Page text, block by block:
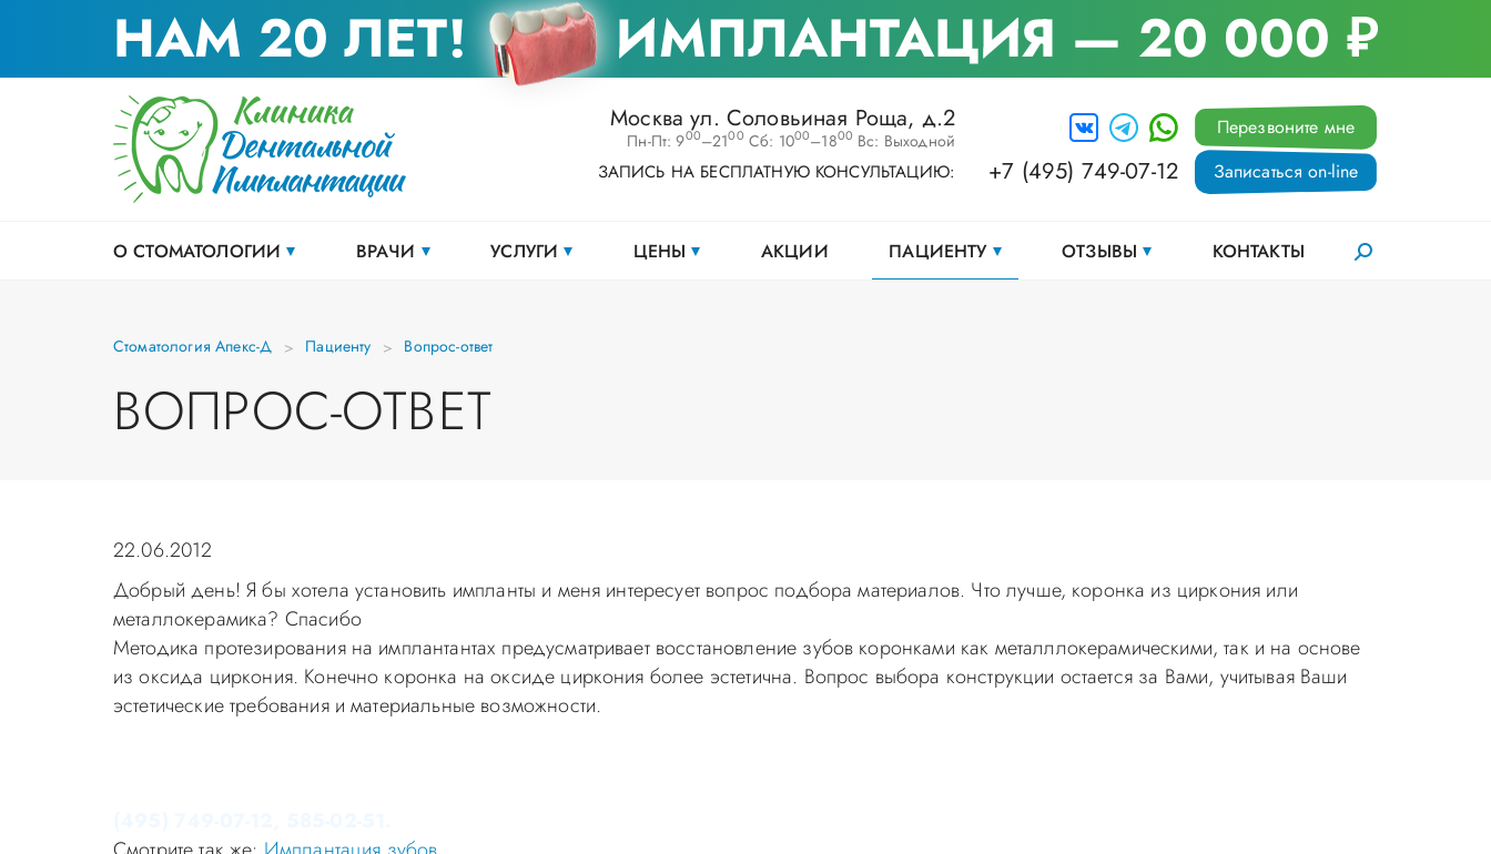
НАМ 20 ЛЕТ! ИМПЛАНТАЦИЯ — 20 000 ₽
Москва ул. Соловьиная Роща, д.2
Пн-Пт: 900–2100 Сб: 1000–1800 Вс: Выходной
ЗАПИСЬ НА БЕСПЛАТНУЮ КОНСУЛЬТАЦИЮ: +7 (495) 749-07-12
Перезвоните мне
Записаться on-line
О СТОМАТОЛОГИИ ВРАЧИ УСЛУГИ ЦЕНЫ АКЦИИ ПАЦИЕНТУ ОТЗЫВЫ КОНТАКТЫ
Стоматология Апекс-Д Пациенту Вопрос-ответ
ВОПРОС-ОТВЕТ
22.06.2012
Добрый день! Я бы хотела установить импланты и меня интересует вопрос подбора материалов. Что лучше, коронка из циркония или
металлокерамика? Спасибо
Методика протезирования на имплантантах предусматривает восстановление зубов коронками как металллокерамическими, так и на основе
из оксида циркония. Конечно коронка на оксиде циркония более эстетична. Вопрос выбора конструкции остается за Вами, учитывая Ваши
эстетические требования и материальные возможности.